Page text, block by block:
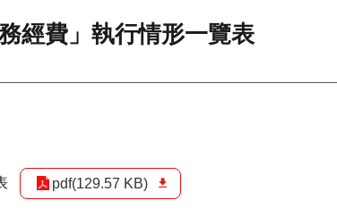
經費」執行情形一覽表
pdf(129.57 KB)